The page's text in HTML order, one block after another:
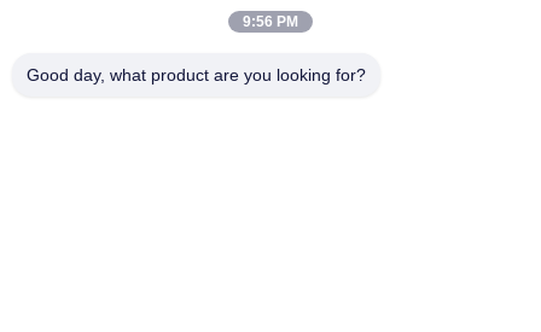
9:56 PM
Good day, what product are you looking for?